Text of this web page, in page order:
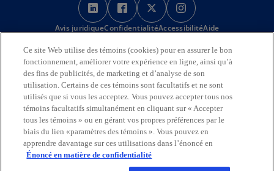
’
o
v
r
e
d
a
n
s
u
’
o
u
v
r
e
d
a
n
s
u
’
o
v
r
e
d
a
n
s
’
o
v
r
e
d
a
n
s
Avis juridiqueConfidentialitéAccessibilitéAide
Nous reconnaissons en toute déférence que les bureaux de KPMG
sur l’Île de la Tortue (Amérique du Nord) sont situés sur les
territoires traditionnels, visés par traité et non cédés des Premières
Nations, des Inuits et des Métis.
© 2026 KPMG s.r.l./S.E.N.C.R.L., société à responsabilité limitée de
l’Ontario et cabinet membre de l’organisation mondiale KPMG de
cabinets indépendants affiliés à KPMG International Limited, société
de droit anglais à responsabilité limitée par garantie. Tous droits
réservés.
Ce site Web utilise des témoins (cookies) pour en assurer le bon
fonctionnement, améliorer votre expérience en ligne, ainsi qu’à
des fins de publicités, de marketing et d’analyse de son
utilisation. Certains de ces témoins sont facultatifs et ne sont
utilisés que si vous les acceptez. Vous pouvez accepter tous nos
témoins facultatifs simultanément en cliquant sur « Accepter
tous les témoins » ou en gérant vos propres préférences par le
biais du lien «paramètres des témoins ». Vous pouvez en
apprendre davantage sur ces utilisations dans l’énoncé en
Énoncé en matière de confidentialité